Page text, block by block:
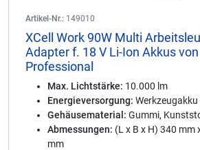
Artikel-Nr.: 149010
XCell Work 90W Multi
Adapter f. 18 V Li-Ion Akkus
Professional
Max. Lichtstärke: 10.000 lm
Energieversorgung:
Gehäusematerial: Gummi,
Abmessungen: (L x B x H) 340 mm
mm